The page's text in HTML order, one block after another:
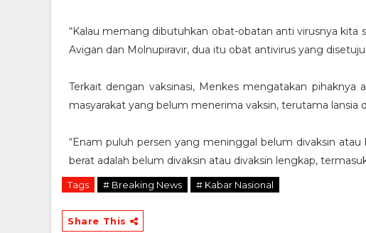
“Kalau memang dibutuhkan obat-obatan anti virusnya kita
Avigan dan Molnupiravir, dua itu obat antivirus yang
Terkait dengan vaksinasi, Menkes mengatakan pihaknya
masyarakat yang belum menerima vaksin, terutama lansia
“Enam puluh persen yang meninggal belum divaksin
berat adalah belum divaksin atau divaksin lengkap,
Tags # Breaking News # Kabar Nasional
Share This